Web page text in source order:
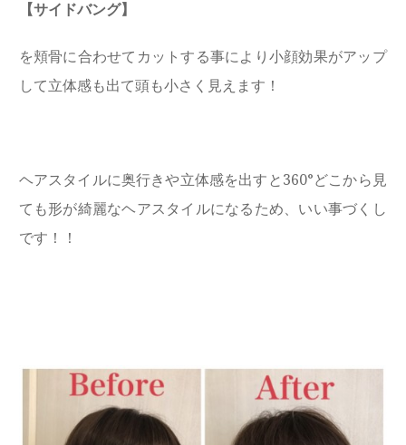
【サイドバング】
を頬骨に合わせてカットする事により小顔効果がアップ
して立体感も出て頭も小さく見えます！
ヘアスタイルに奥行きや立体感を出すと360°どこから見
ても形が綺麗なヘアスタイルになるため、いい事づくし
です！！